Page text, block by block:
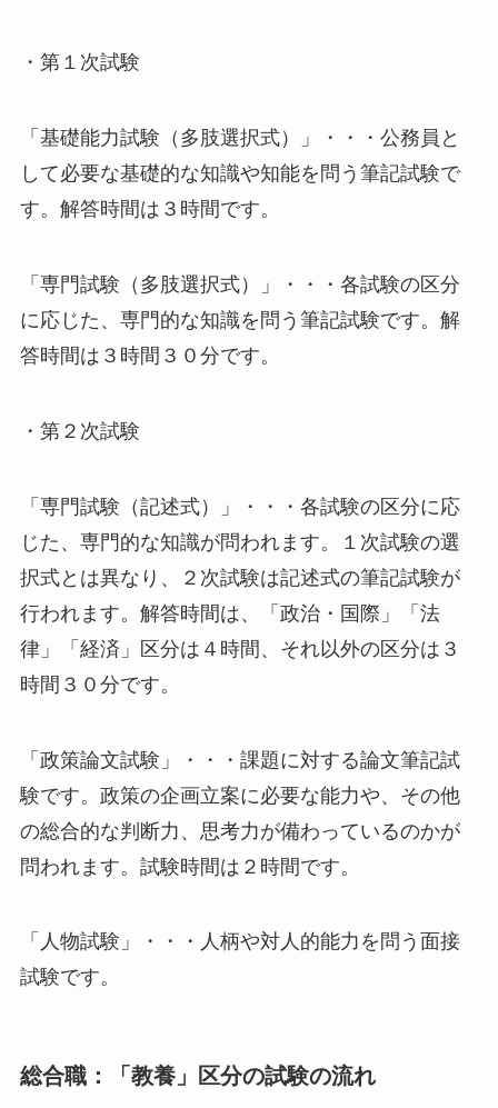
・第１次試験
「基礎能力試験（多肢選択式）」・・・公務員と
して必要な基礎的な知識や知能を問う筆記試験で
す。解答時間は３時間です。
「専門試験（多肢選択式）」・・・各試験の区分
に応じた、専門的な知識を問う筆記試験です。解
答時間は３時間３０分です。
・第２次試験
「専門試験（記述式）」・・・各試験の区分に応
じた、専門的な知識が問われます。１次試験の選
択式とは異なり、２次試験は記述式の筆記試験が
行われます。解答時間は、「政治・国際」「法
律」「経済」区分は４時間、それ以外の区分は３
時間３０分です。
「政策論文試験」・・・課題に対する論文筆記試
験です。政策の企画立案に必要な能力や、その他
の総合的な判断力、思考力が備わっているのかが
問われます。試験時間は２時間です。
「人物試験」・・・人柄や対人的能力を問う面接
試験です。
総合職：「教養」区分の試験の流れ